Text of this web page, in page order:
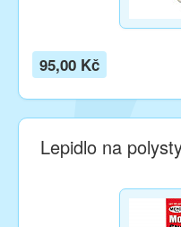
95,00 Kč
Lepidlo na